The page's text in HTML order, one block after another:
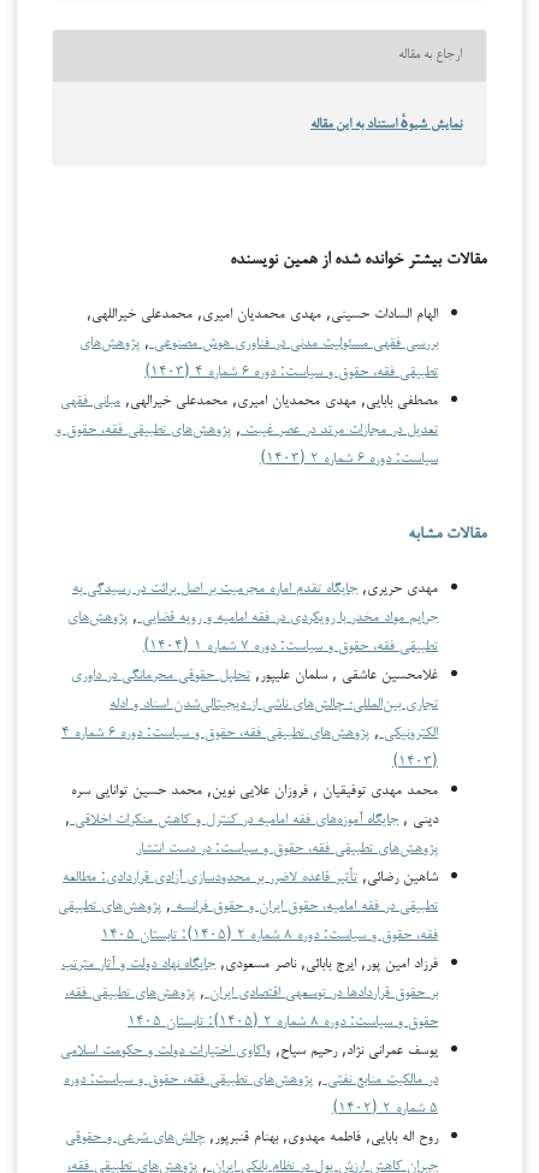
ارجاع به مقاله
نمایش شیوهٔ استناد به این مقاله
مقالات بیشتر خوانده شده از همین نویسنده
الهام السادات حسینی, مهدی محمدیان امیری, محمدعلی خیراللهی,
بررسی فقهی مسئولیت مدنی در فناوری هوش مصنوعی , پژوهش‌های
تطبیقی فقه، حقوق و سیاست: دوره ۶ شماره ۴ (۱۴۰۳)
مصطفی بابایی, مهدی محمدیان امیری, محمدعلی خیرالهی, مبانی فقهی
تعدیل در مجازات مرتد در عصر غیبت , پژوهش‌های تطبیقی فقه، حقوق و
سیاست: دوره ۶ شماره ۲ (۱۴۰۳)
مقالات مشابه
مهدی حریری, جایگاه تقدم اماره مجرمیت بر اصل برائت در رسیدگی به
جرایم مواد مخدر با رویکردی در فقه امامیه و رویه قضایی , پژوهش‌های
تطبیقی فقه، حقوق و سیاست: دوره ۷ شماره ۱ (۱۴۰۴)
غلامحسین عاشقی , سلمان علیپور, تحلیل حقوقی محرمانگی در داوری
تجاری بین‌المللی؛ چالش‌های ناشی از دیجیتالی‌شدن اسناد و ادله
الکترونیکی ,
پژوهش‌های تطبیقی فقه، حقوق و سیاست: دوره ۶ شماره ۴
(۱۴۰۳)
محمد مهدی توفیقیان , فروزان علایی نوین, محمد حسین توانایی سره
دینی , جایگاه آموزه‌های فقه امامیه در کنترل و کاهش منکرات اخلاقی ,
پژوهش‌های تطبیقی فقه، حقوق و سیاست: در دست انتشار
شاهین رضائی, تأثیر قاعده لاضرر بر محدودسازی آزادی قراردادی: مطالعه
تطبیقی در فقه امامیه، حقوق ایران و حقوق فرانسه , پژوهش‌های تطبیقی
فقه، حقوق و سیاست: دوره ۸ شماره ۲ (۱۴۰۵): تابستان ۱۴۰۵
فرزاد امین پور, ایرج بابائی, ناصر مسعودی, جایگاه نهاد دولت و آثار مترتب
بر حقوق قراردادها در توسعه­ی اقتصادی ایران , پژوهش‌های تطبیقی فقه،
حقوق و سیاست: دوره ۸ شماره ۲ (۱۴۰۵): تابستان ۱۴۰۵
یوسف عمرانی نژاد, رحیم سیاح, واکاوی اختیارات دولت و حکومت اسلامی
در مالکیت منابع نفتی , پژوهش‌های تطبیقی فقه، حقوق و سیاست: دوره
۵ شماره ۲ (۱۴۰۲)
روح اله بابایی, فاطمه مهدوی, بهنام قنبرپور, چالش‌های شرعی و حقوقی
جبران کاهش ارزش پول در نظام بانکی ایران , پژوهش‌های تطبیقی فقه،